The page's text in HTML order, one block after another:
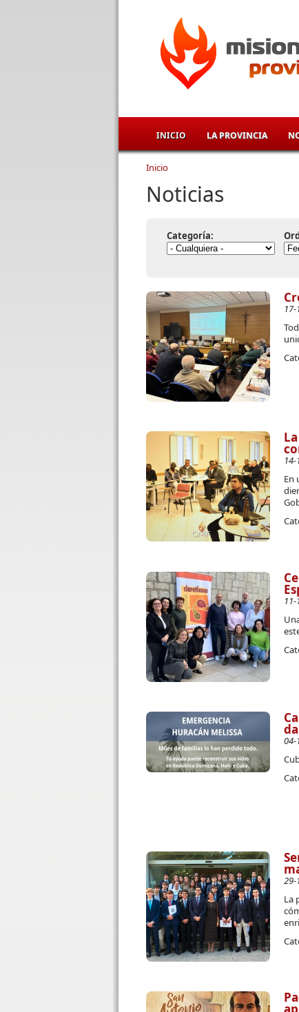
INICIO LA PROVINCIA
Se encuentra usted
Inicio
Noticias
Categoría:
En
04-
29-
La